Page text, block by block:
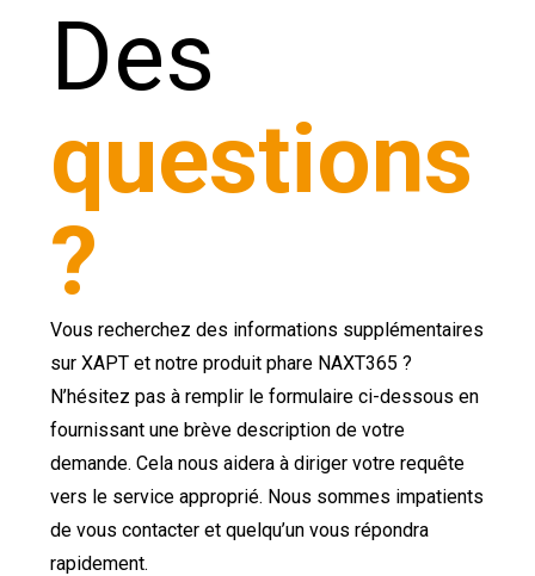
Des
questions
?
Vous recherchez des informations supplémentaires
sur XAPT et notre produit phare NAXT365 ?
N’hésitez pas à remplir le formulaire ci-dessous en
fournissant une brève description de votre
demande. Cela nous aidera à diriger votre requête
vers le service approprié. Nous sommes impatients
de vous contacter et quelqu’un vous répondra
rapidement.